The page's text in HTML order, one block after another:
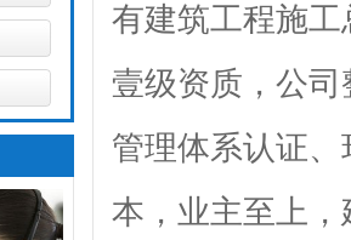
有建筑工程施
壹级资质，公
管理体系认证
本，业主至上